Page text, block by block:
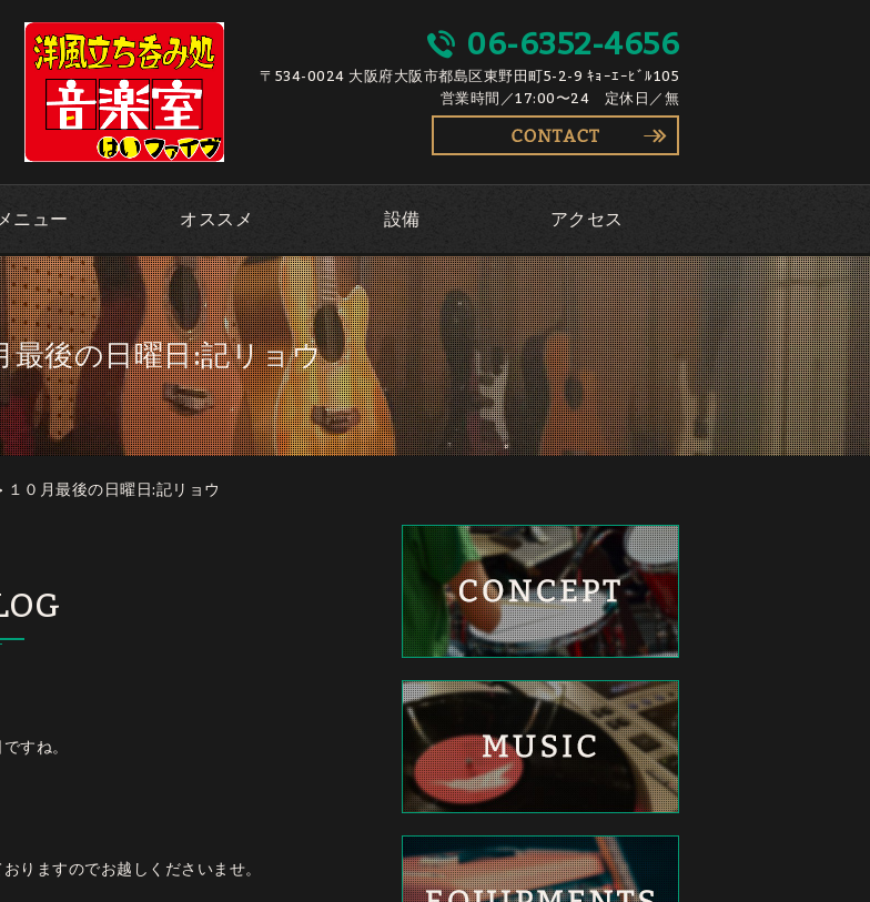
06-6352-4656
〒534-0024 大阪府大阪市都島区東野田町5-2-9 ｷｮｰｴｰﾋﾞﾙ105
営業時間／17:00〜24 定休日／無
ニュー オススメ 設備 アクセス
最後の日曜日:記リョウ
１０月最後の日曜日:記リョウ
すね。
りますのでお越しくださいませ。